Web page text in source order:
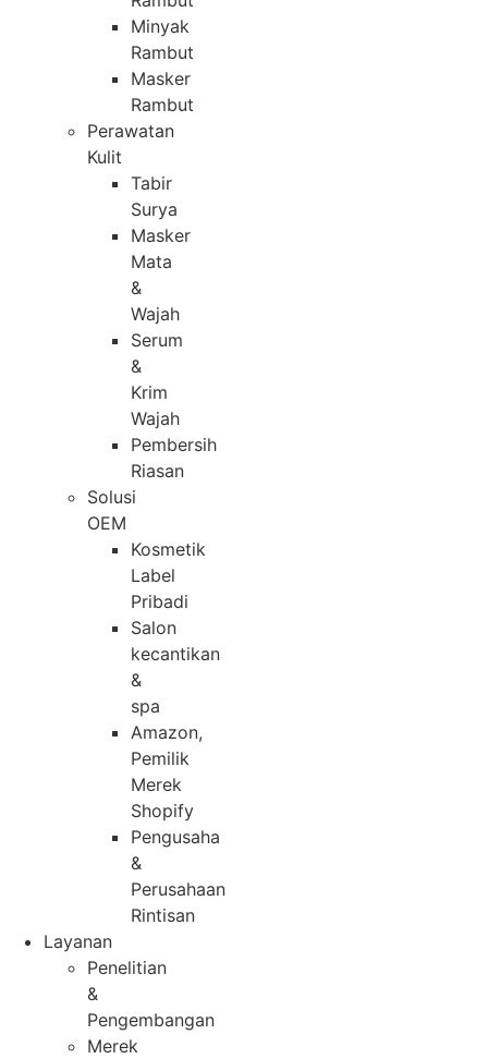
Minyak
Rambut
Masker
Rambut
Perawatan
Kulit
Tabir
Surya
Masker
Mata
&
Wajah
Serum
&
Krim
Wajah
Pembersih
Riasan
Solusi
OEM
Kosmetik
Label
Pribadi
Salon
kecantikan
&
spa
Amazon,
Pemilik
Merek
Shopify
Pengusaha
&
Perusahaan
Rintisan
Layanan
Penelitian
&
Pengembangan
Merek